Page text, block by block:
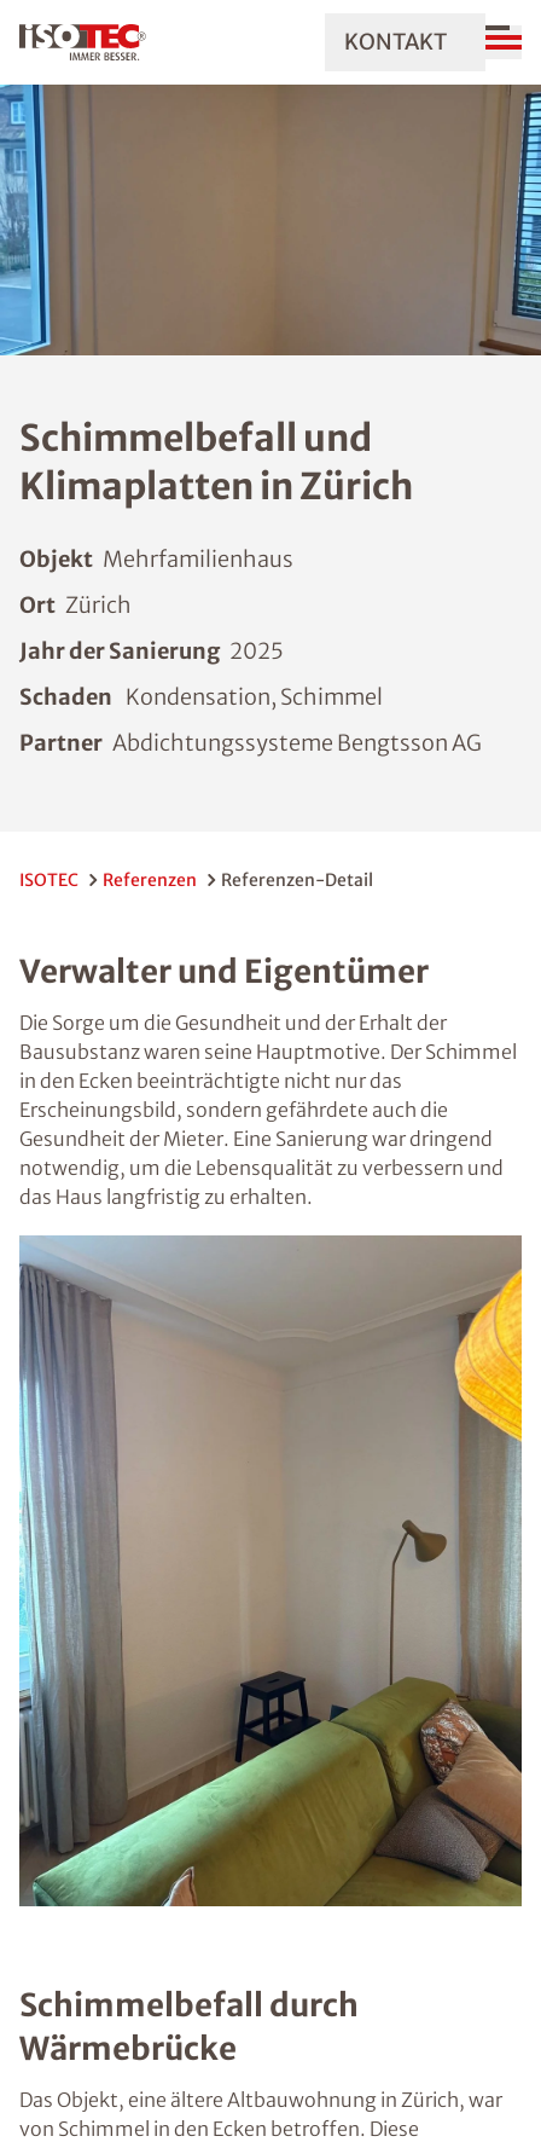
KONTAKT
Schimmelbefall und
Klimaplatten in Zürich
Objekt Mehrfamilienhaus
Ort Zürich
Jahr der Sanierung 2025
Schaden Kondensation, Schimmel
Partner Abdichtungssysteme Bengtsson AG
ISOTEC Referenzen Referenzen-Detail
Verwalter und Eigentümer
Die Sorge um die Gesundheit und der Erhalt der
Bausubstanz waren seine Hauptmotive. Der Schimmel
in den Ecken beeinträchtigte nicht nur das
Erscheinungsbild, sondern gefährdete auch die
Gesundheit der Mieter. Eine Sanierung war dringend
notwendig, um die Lebensqualität zu verbessern und
das Haus langfristig zu erhalten.
Schimmelbefall durch
Wärmebrücke
Das Objekt, eine ältere Altbauwohnung in Zürich, war
von Schimmel in den Ecken betroffen. Diese